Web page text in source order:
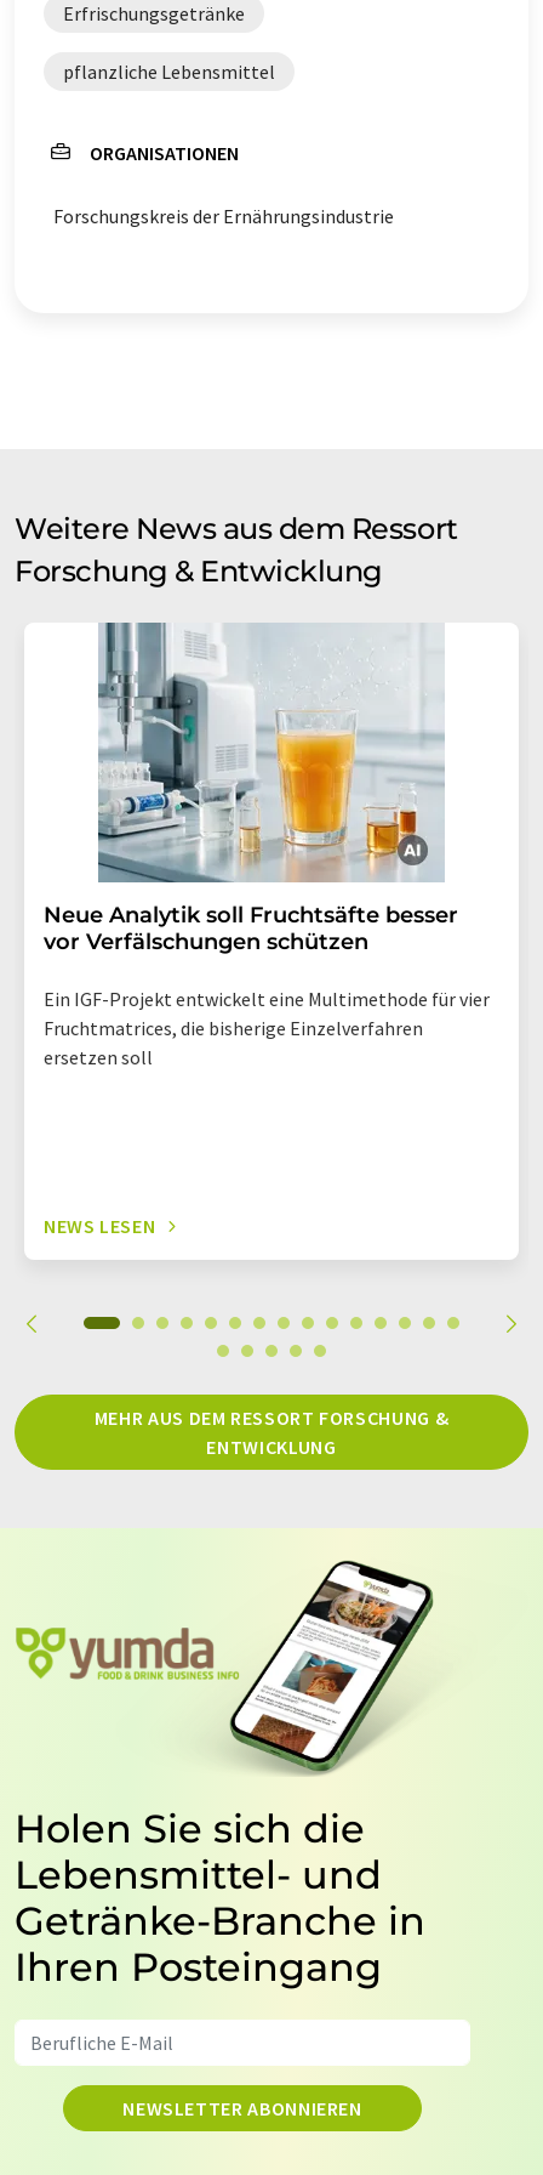
Erfrischungsgetränke
pflanzliche Lebensmittel
ORGANISATIONEN
Forschungskreis der Ernährungsindustrie
Weitere News aus dem Ressort
Forschung & Entwicklung
Neue Analytik soll Fruchtsäfte besser
vor Verfälschungen schützen
Ein IGF-Projekt entwickelt eine Multimethode für vier
Fruchtmatrices, die bisherige Einzelverfahren
ersetzen soll
NEWS LESEN
MEHR AUS DEM RESSORT FORSCHUNG &
ENTWICKLUNG
Holen Sie sich die
Lebensmittel- und
Getränke-Branche in
Ihren Posteingang
NEWSLETTER ABONNIEREN